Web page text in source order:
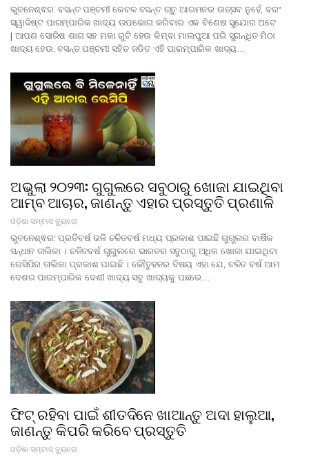
ଭୁବନେଶ୍ଵର: ବସନ୍ତ ପଞ୍ଚମୀ କେବଳ ବସନ୍ତ ଋତୁ ଆଗମନର ଉତ୍ସବ ନୁହେଁ, ବରଂ
ସ୍ୱାଦିଷ୍ଟ ପାରମ୍ପାରିକ ଖାଦ୍ୟ ଉପଭୋଗ କରିବାର ଏକ ବିଶେଷ ସୁଯୋଗ ଅଟେ
| ଆପଣ ସୋରିଷ ଶାଗ ସହ ମକା ରୁଟି ହେଉ କିମ୍ବା ମାଲପୁଆ ପରି ସୁଗନ୍ଧିତ ମିଠା
ଖାଦ୍ୟ ହେଉ, ବସନ୍ତ ପଞ୍ଚମୀ ସହିତ ଜଡିତ ଏହି ପାରମ୍ପାରିକ ଖାଦ୍ୟ…
ଅଭୁଲା ୨୦୨୩: ଗୁଗୁଲରେ ସବୁଠାରୁ ଖୋଜା ଯାଇଥିବା
ଆମ୍ବ ଆଚାର, ଜାଣନ୍ତୁ ଏହାର ପ୍ରସ୍ତୁତି ପ୍ରଣାଳି
ଓଡ଼ିଶା ସମ୍ବାଦ ବ୍ୟୁରୋ
ଭୁବନେଶ୍ଵର: ପ୍ରତିବର୍ଷ ଭଳି ଚଳିତବର୍ଷ ମଧ୍ୟ ପ୍ରକାଶ ପାଇଛି ଗୁଗୁଲର ବାର୍ଷିକ
ସନ୍ଧାନ ତାଲିକା । ଚଳିତବର୍ଷ ଗୁଗୁଲରେ ଭାରତର ସବୁଠାରୁ ଅଧିକ ଖୋଜା ଯାଇଥିବା
ରେସିପିର ତାଲିକା ପ୍ରକାଶ ପାଇଛି । କୌତୁହଳର ବିଷୟ ଏହା ଯେ, ଚଳିତ ବର୍ଷ ଆମ
ଦେଶର ପାରମ୍ପାରିକ ଦେଶୀ ଖାଦ୍ୟ ସବୁ ଖାଦ୍ୟକୁ ପଛରେ…
ଫିଟ୍ ରହିବା ପାଇଁ ଶୀତଦିନେ ଖାଆନ୍ତୁ ଅଦା ହାଲୁଆ,
ଜାଣନ୍ତୁ କିପରି କରିବେ ପ୍ରସ୍ତୁତି
ଓଡ଼ିଶା ସମ୍ବାଦ ବ୍ୟୁରୋ